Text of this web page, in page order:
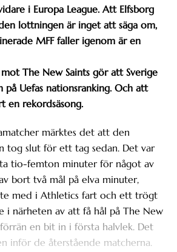
i Europa League. Att Elfsborg
lottningen är inget att säga om,
MFF faller igenom är en
The New Saints gör att Sverige
på Uefas nationsranking. Och att
en rekordsäsong.
märktes det att den
tog slut för ett tag sedan. Det var
tio-femton minuter för något av
bort två mål på elva minuter,
med i Athletics fart och ett trögt
i närheten av att få hål på The New
förrän en bit in i första halvlek. Det
inför de återstående matcherna.